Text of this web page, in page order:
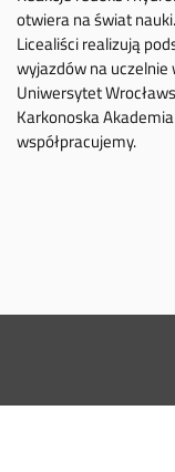
otwiera na świat nauki.
Licealiści realizują
wyjazdów na uczelnie
Uniwersytet
Karkonoska
współpracujemy.